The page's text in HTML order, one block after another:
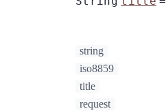
string
iso8859
title
request